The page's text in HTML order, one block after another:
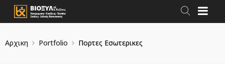
Αρχικη Portfolio Πορτες Εσωτερικες